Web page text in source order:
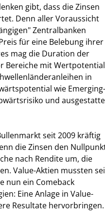
gibt, dass die Zinsen
Denn aller Voraussicht
Zentralbanken
für eine Belebung ihrer
mag die Duration der
Bereiche mit Wertpotential
in
wie Emerging-
und
seit 2009 kräftig
die Zinsen den
nach Rendite um, die
Value-Aktien mussten
nun ein Comeback
Eine Anlage in Value-
Resultate hervorbringen.